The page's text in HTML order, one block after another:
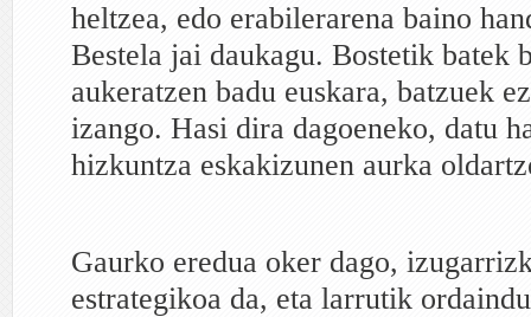
heltzea, edo erabilerarena baino
Bestela jai daukagu. Bostetik batek
aukeratzen badu euskara, batzuek
izango. Hasi dira dagoeneko, datu
hizkuntza eskakizunen aurka
Gaurko eredua oker dago,
estrategikoa da, eta larrutik